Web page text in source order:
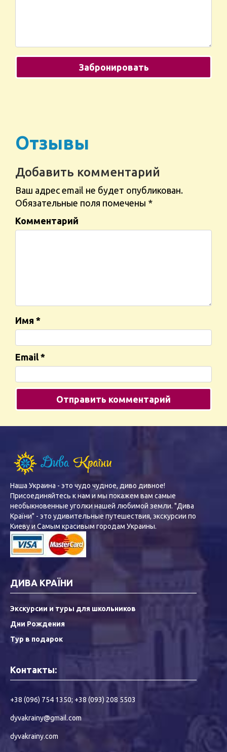
Отзывы
Добавить комментарий
Ваш адрес email не будет опубликован.
Обязательные поля помечены *
Комментарий
Имя *
Email *
Наша Украина - это чудо чудное, диво дивное!
Присоединяйтесь к нам и мы покажем вам самые
необыкновенные уголки нашей любимой земли. "Дива
Країни" - это удивительные путешествия, экскурсии по
Киеву и Самым красивым городам Украины.
ДИВА КРАЇНИ
Экскурсии и туры для школьников
Дни Рождения
Тур в подарок
Контакты:
+38 (096) 754 1350; +38 (093) 208 5503
dyvakrainy@gmail.com
dyvakrainy.com